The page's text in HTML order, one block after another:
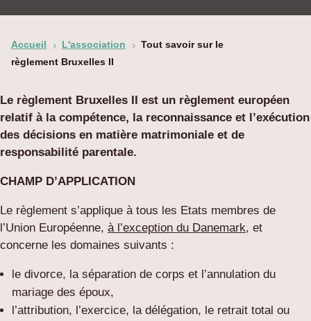
Accueil 5 L'association 5 Tout savoir sur le
règlement Bruxelles II
Le règlement Bruxelles II est un règlement européen
relatif à la compétence, la reconnaissance et l’exécution
des décisions en matière matrimoniale et de
responsabilité parentale.
CHAMP D’APPLICATION
Le règlement s’applique à tous les Etats membres de
l’Union Européenne, à l’exception du Danemark, et
concerne les domaines suivants :
le divorce, la séparation de corps et l’annulation du
mariage des époux,
l’attribution, l’exercice, la délégation, le retrait total ou